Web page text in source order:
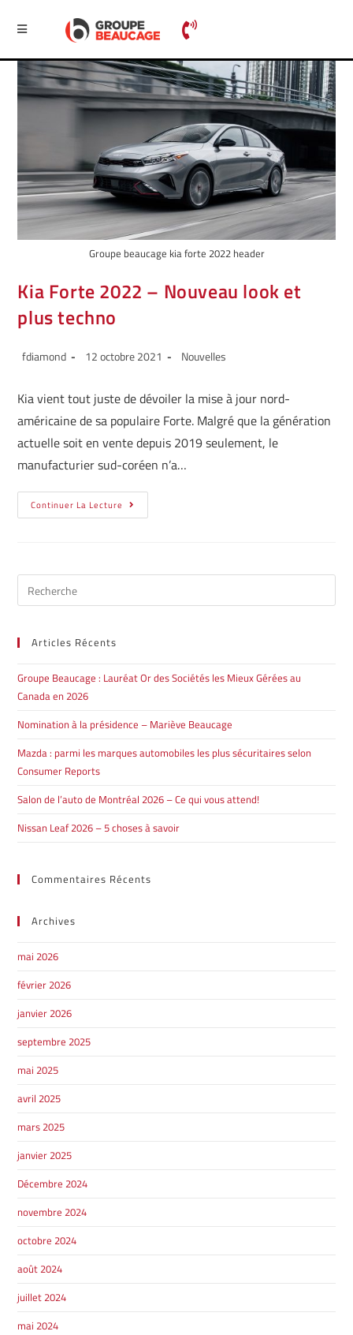
Groupe beaucage kia forte 2022 header
Kia Forte 2022 – Nouveau look et
plus techno
fdiamond 12 octobre 2021 Nouvelles
Kia vient tout juste de dévoiler la mise à jour nord-
américaine de sa populaire Forte. Malgré que la génération
actuelle soit en vente depuis 2019 seulement, le
manufacturier sud-coréen n’a…
Continuer La Lecture
Articles Récents
Groupe Beaucage : Lauréat Or des Sociétés les Mieux Gérées au
Canada en 2026
Nomination à la présidence – Mariève Beaucage
Mazda : parmi les marques automobiles les plus sécuritaires selon
Consumer Reports
Salon de l’auto de Montréal 2026 – Ce qui vous attend!
Nissan Leaf 2026 – 5 choses à savoir
Commentaires Récents
Archives
mai 2026
février 2026
janvier 2026
septembre 2025
mai 2025
avril 2025
mars 2025
janvier 2025
Décembre 2024
novembre 2024
octobre 2024
août 2024
juillet 2024
mai 2024